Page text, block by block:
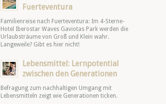
Fuerteventura
Familienreise nach Fuerteventura: Im 4-Sterne-
Hotel Iberostar Waves Gaviotas Park werden die
Urlaubsträume von Groß und Klein wahr.
Langeweile? Gibt es hier nicht!
Lebensmittel: Lernpotential
zwischen den Generationen
Befragung zum nachhaltigen Umgang mit
Lebensmitteln zeigt wie Generationen ticken.